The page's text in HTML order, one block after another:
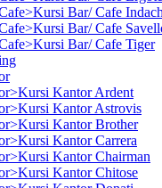
Bar/ Cafe
Bar/ Cafe
Bar/ Cafe Tiger
Kantor Ardent
Kantor Astrovis
Kantor Brother
Kantor Carrera
Kantor Chairman
Kantor Chitose